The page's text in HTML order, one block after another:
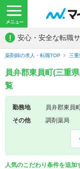
! 安心・安全な転職
薬剤師の求人・転職TOP 三重
員弁郡東員町(三重
覧
勤務地
員弁郡東員
その他
調剤薬局
人気のこだわり条件を追加